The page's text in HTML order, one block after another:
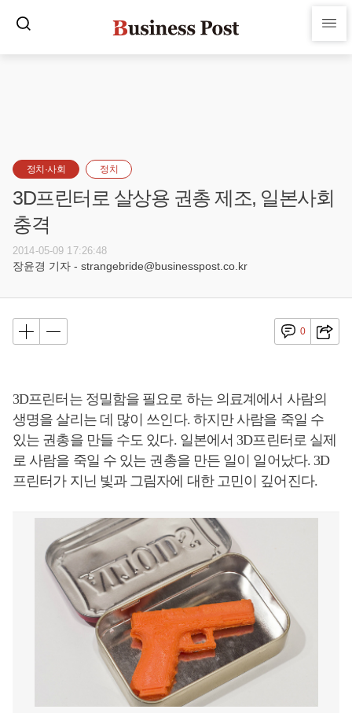
정치·사회 정치
3D프린터로 살상용 권총 제조, 일본사회
충격
2014-05-09 17:26:48
장윤경 기자 - strangebride@businesspost.co.kr
0
3D프린터는 정밀함을 필요로 하는 의료계에서 사람의
생명을 살리는 데 많이 쓰인다. 하지만 사람을 죽일 수
있는 권총을 만들 수도 있다. 일본에서 3D프린터로 실제
로 사람을 죽일 수 있는 권총을 만든 일이 일어났다. 3D
프린터가 지닌 빛과 그림자에 대한 고민이 깊어진다.